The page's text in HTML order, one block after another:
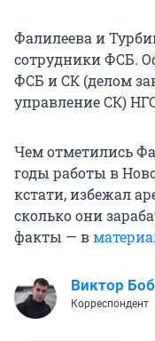
Фалилеева и
сотрудники ФСБ.
ФСБ и СК (делом
управление СК)
Чем отметились
годы работы в
кстати, избежал
сколько они
факты — в
Виктор
Корреспондент